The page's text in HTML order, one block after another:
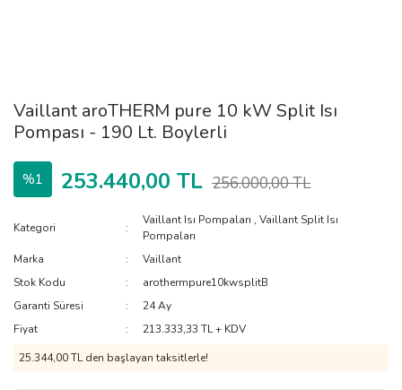
Vaillant aroTHERM pure 10 kW Split Isı
Pompası - 190 Lt. Boylerli
%1 253.440,00 TL 256.000,00 TL
Kategori
Vaillant Isı Pompaları ,Vaillant Split Isı
Pompaları
Marka
Vaillant
Stok Kodu
arothermpure10kwsplitB
Garanti Süresi
24 Ay
Fiyat
213.333,33 TL + KDV
25.344,00 TL den başlayan taksitlerle!